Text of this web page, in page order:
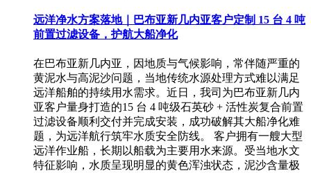
远洋净水方案落地｜巴布亚新几内亚客户定制 15 台 4 吨
前置过滤设备，护航大船净化
在巴布亚新几内亚，因地质与气候影响，常伴随严重的
黄泥水与高泥沙问题，当地传统水源处理方式难以满足
远洋船舶的持续用水需求。近日，我司为巴布亚新几内
亚客户量身打造的15 台 4 吨级石英砂 + 活性炭复合前置
过滤设备顺利交付并完成安装，成功破解其大船净化难
题，为远洋航行筑牢水质安全防线。 客户拥有一艘大型
远洋作业船，长期以船载为主要用水来源。受当地水文
特征影响，水质呈现明显的黄色浑浊状态，泥沙含量极